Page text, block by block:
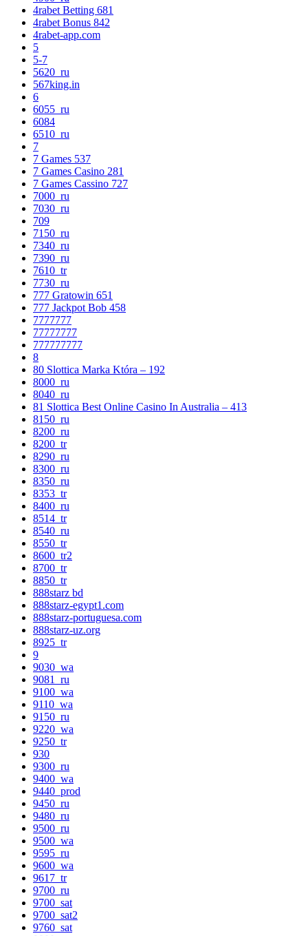
4rabet Betting 681
4rabet Bonus 842
4rabet-app.com
5
5-7
5620_ru
567king.in
6
6055_ru
6084
6510_ru
7
7 Games 537
7 Games Casino 281
7 Games Cassino 727
7000_ru
7030_ru
709
7150_ru
7340_ru
7390_ru
7610_tr
7730_ru
777 Gratowin 651
777 Jackpot Bob 458
7777777
77777777
777777777
8
80 Slottica Marka Która – 192
8000_ru
8040_ru
81 Slottica Best Online Casino In Australia – 413
8150_ru
8200_ru
8200_tr
8290_ru
8300_ru
8350_ru
8353_tr
8400_ru
8514_tr
8540_ru
8550_tr
8600_tr2
8700_tr
8850_tr
888starz bd
888starz-egypt1.com
888starz-portuguesa.com
888starz-uz.org
8925_tr
9
9030_wa
9081_ru
9100_wa
9110_wa
9150_ru
9220_wa
9250_tr
930
9300_ru
9400_wa
9440_prod
9450_ru
9480_ru
9500_ru
9500_wa
9595_ru
9600_wa
9617_tr
9700_ru
9700_sat
9700_sat2
9760_sat